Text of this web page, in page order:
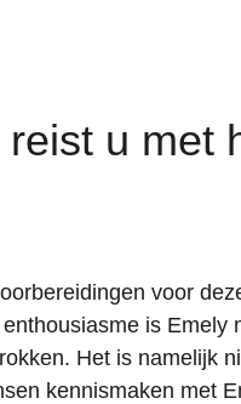
u met
voor
is Emely
Het is namelijk
kennismaken met